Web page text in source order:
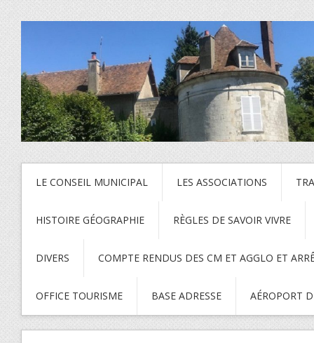
LE CONSEIL MUNICIPAL LES ASSOCIATIONS
HISTOIRE GÉOGRAPHIE RÈGLES DE SAVOIR VIVRE
DIVERS COMPTE RENDUS DES CM ET AGGLO ET
OFFICE TOURISME BASE ADRESSE AÉROPORT